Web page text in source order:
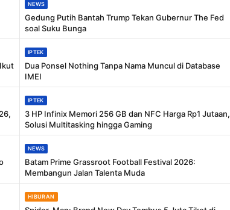
NEWS
Gedung Putih Bantah Trump Tekan Gubernur The Fed
soal Suku Bunga
IPTEK
Dua Ponsel Nothing Tanpa Nama Muncul di Database
IMEI
IPTEK
3 HP Infinix Memori 256 GB dan NFC Harga Rp1 Jutaan,
Solusi Multitasking hingga Gaming
NEWS
Batam Prime Grassroot Football Festival 2026:
Membangun Jalan Talenta Muda
HIBURAN